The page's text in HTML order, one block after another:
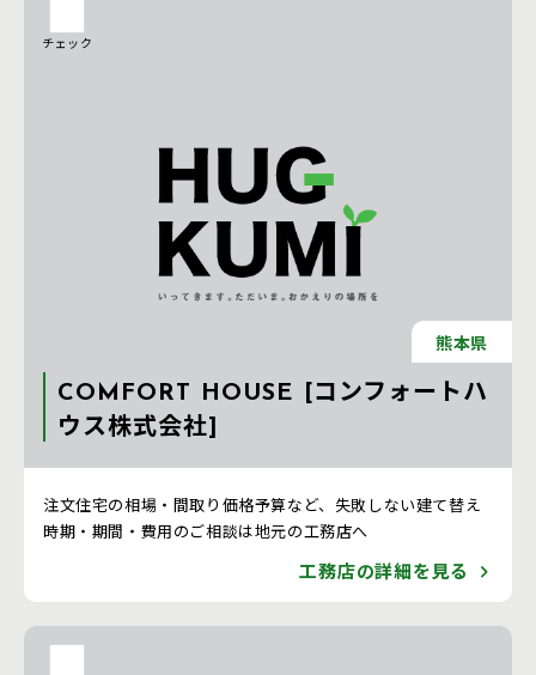
チェック
熊本県
COMFORT HOUSE [コンフォートハ
ウス株式会社]
注文住宅の相場・間取り価格予算など、失敗しない建て替え
時期・期間・費用のご相談は地元の工務店へ
工務店の詳細を見る